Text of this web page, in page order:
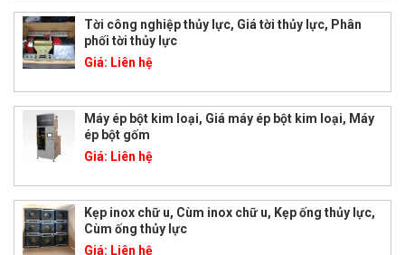
Tời công nghiệp thủy lực, Giá tời thủy lực, Phân
phối tời thủy lực
Giá: Liên hệ
Máy ép bột kim loại, Giá máy ép bột kim loại, Máy
ép bột gốm
Giá: Liên hệ
Kẹp inox chữ u, Cùm inox chữ u, Kẹp ống thủy lực,
Cùm ống thủy lực
Giá: Liên hệ